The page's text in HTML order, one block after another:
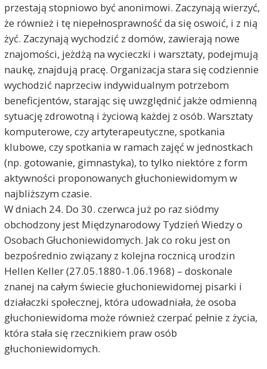
przestają stopniowo być anonimowi. Zaczynają wierzyć,
że również i tę niepełnosprawność da się oswoić, i z nią
żyć. Zaczynają wychodzić z domów, zawierają nowe
znajomości, jeżdżą na wycieczki i warsztaty, podejmują
naukę, znajdują pracę. Organizacja stara się codziennie
wychodzić naprzeciw indywidualnym potrzebom
beneficjentów, starając się uwzględnić jakże odmienną
sytuację zdrowotną i życiową każdej z osób. Warsztaty
komputerowe, czy artyterapeutyczne, spotkania
klubowe, czy spotkania w ramach zajęć w jednostkach
(np. gotowanie, gimnastyka), to tylko niektóre z form
aktywności proponowanych głuchoniewidomym w
najbliższym czasie.
W dniach 24. Do 30. czerwca już po raz siódmy
obchodzony jest Międzynarodowy Tydzień Wiedzy o
Osobach Głuchoniewidomych. Jak co roku jest on
bezpośrednio związany z kolejna rocznicą urodzin
Hellen Keller (27.05.1880-1.06.1968) – doskonale
znanej na całym świecie głuchoniewidomej pisarki i
działaczki społecznej, która udowadniała, że osoba
głuchoniewidoma może również czerpać pełnie z życia,
która stała się rzecznikiem praw osób
głuchoniewidomych.